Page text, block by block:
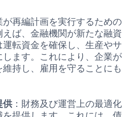
が再編計画を実行するための
ば、金融機関が新たな融資
転資金を確保し、生産やサ
ます。これにより、企業が
持し、雇用を守ることにも
供 ：財務及び運営上の最適化